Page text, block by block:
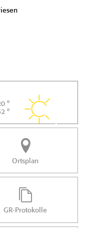
°
°
Ortsplan
GR-Protokolle